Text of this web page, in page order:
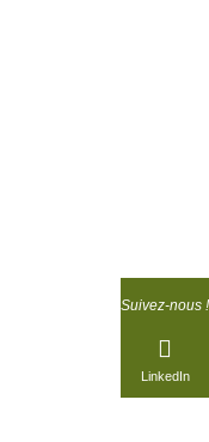
Suivez-nous !
LinkedIn